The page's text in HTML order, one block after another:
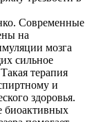
Современные
на
мозга
сильное
терапия
и
здоровья.
биоактивных